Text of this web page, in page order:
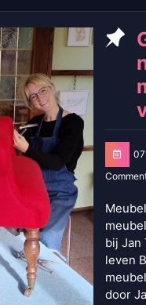
bij Jan
leven
door